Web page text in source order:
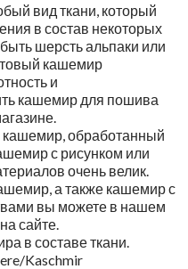
вид ткани, который
в состав некоторых
шерсть альпаки или
кашемир
и
кашемир для пошива
обработанный
с рисунком или
очень велик.
а также кашемир с
вы можете в нашем
сайте.
в составе ткани.
Kaschmir